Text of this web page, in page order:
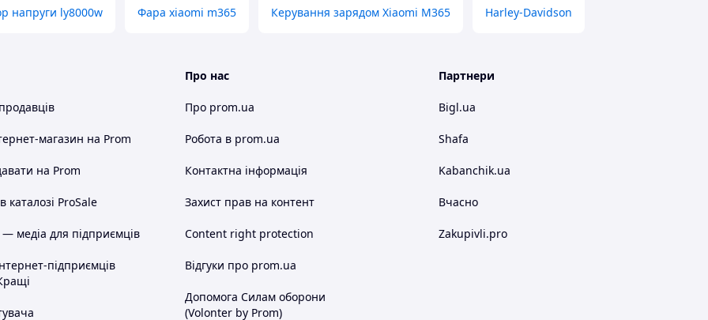
напруги ly8000w Фара xiaomi m365 Керування зарядом Xiaomi M365 Harley-Davidson
магазин на Prom
на Prom
каталозі ProSale
медіа для підприємців
підприємців
Про нас
Про prom.ua
Робота в prom.ua
Контактна інформація
Захист прав на контент
Content right protection
Відгуки про prom.ua
Допомога Силам оборони
(Volonter by Prom)
Партнери
Bigl.ua
Shafa
Kabanchik.ua
Вчасно
Zakupivli.pro